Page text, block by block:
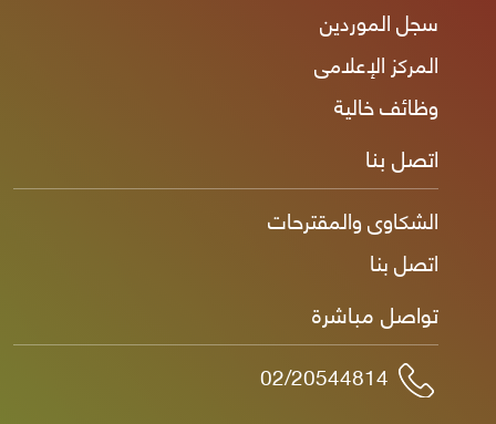
سجل الموردين
المركز الإعلامى
وظائف خالية
اتصل بنا
الشكاوى والمقترحات
اتصل بنا
تواصل مباشرة